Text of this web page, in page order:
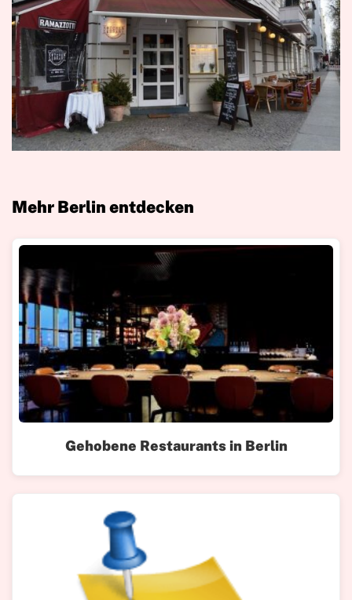
Mehr Berlin entdecken
Gehobene Restaurants in Berlin